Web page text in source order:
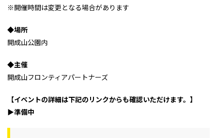
※開催時間は変更となる場合があります
◆場所
開成山公園内
◆主催
開成山フロンティアパートナーズ
【イベントの詳細は下記のリンクからも確認いただけます。】
▶準備中